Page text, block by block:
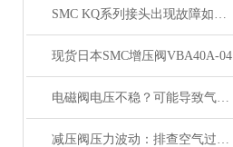
SMC KQ系列接头出现故障如何处理，KQ接头原装正品
现货日本SMC增压阀VBA40A-04
电磁阀电压不稳？可能导致气缸与锁定阀动作紊乱
减压阀压力波动：排查空气过滤器是否存在堵塞